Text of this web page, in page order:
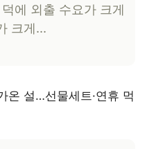
에 외출 수요가 크게
크게…
온 설…선물세트·연휴 먹